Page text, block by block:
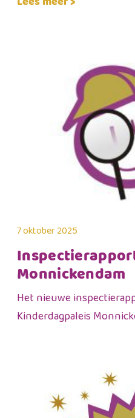
7 oktober 2025
Monnickendam
Het nieuwe
Kinderdagpaleis